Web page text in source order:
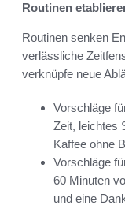
Routinen
Routinen senken
verlässliche
verknüpfe neue
Vorschläge
Zeit, leichtes
Kaffee ohne
Vorschläge
60 Minuten
und eine